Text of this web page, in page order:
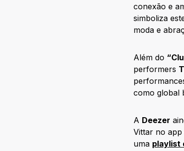
conexão e
simboliza
moda e
Além do
performers
como global
A Deezer
Vittar no
uma playlist